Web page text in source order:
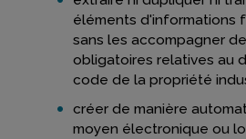
éléments d'informations
sans les accompagner
obligatoires relatives au
code de la propriété
créer de manière
moyen électronique ou